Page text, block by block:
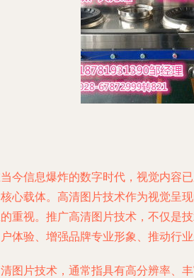
今信息爆炸的数字时代，视觉内容
心载体。高清图片技术作为视觉呈
重视。推广高清图片技术，不仅是
体验、增强品牌专业形象、推动行业
图片技术，通常指具有高分辨率、